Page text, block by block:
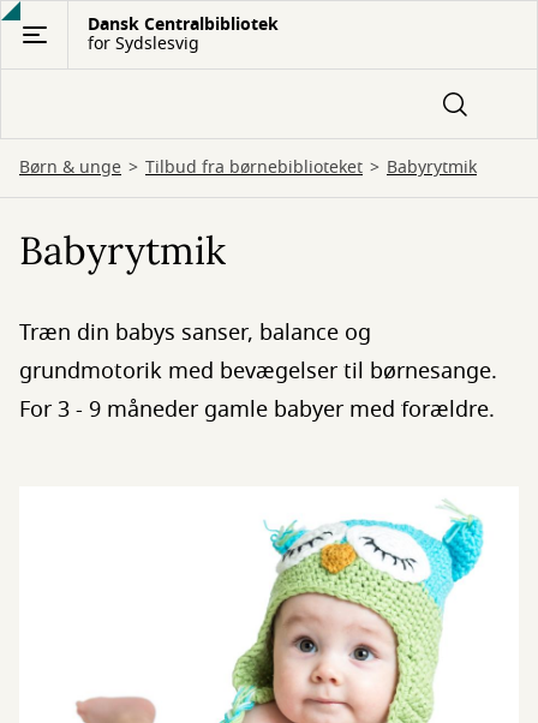
Gå
hovedindhold
Dansk Centralbibliotek
for Sydslesvig
Børn & unge Tilbud fra børnebiblioteket Babyrytmik
Babyrytmik
Træn din babys sanser, balance og
grundmotorik med bevægelser til børnesange.
For 3 - 9 måneder gamle babyer med forældre.